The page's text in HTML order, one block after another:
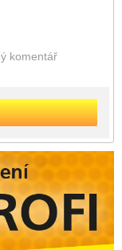
komentář